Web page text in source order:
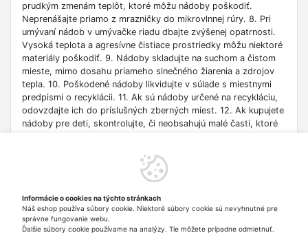
prudkým zmenám teplôt, ktoré môžu nádoby poškodiť.
Neprenášajte priamo z mrazničky do mikrovlnnej rúry. 8. Pri
umývaní nádob v umývačke riadu dbajte zvýšenej opatrnosti.
Vysoká teplota a agresívne čistiace prostriedky môžu niektoré
materiály poškodiť. 9. Nádoby skladujte na suchom a čistom
mieste, mimo dosahu priameho slnečného žiarenia a zdrojov
tepla. 10. Poškodené nádoby likvidujte v súlade s miestnymi
predpismi o recyklácii. 11. Ak sú nádoby určené na recykláciu,
odovzdajte ich do príslušných zberných miest. 12. Ak kupujete
nádoby pre deti, skontrolujte, či neobsahujú malé časti, ktoré
v potravinách. To nijak neovplyvňuje bezpečnosť, ale môže byť
obtiažne ich vyčistiť. 14. Nepoužívajte nádoby na uchovávanie
nepotravinárskych výrobkov. 15. Ak majú nádoby nejaké ďalšie
funkcie, napr. udržiavanie teploty – uistite sa, že ste si prečítali
návod a viete, ako ho správne používať.
Informácie o cookies na týchto stránkach
Náš eshop používa súbory cookie. Niektoré súbory cookie sú nevyhnutné pre
správne fungovanie webu.
Ďalšie súbory cookie používame na analýzy. Tie môžete prípadne odmietnuť.